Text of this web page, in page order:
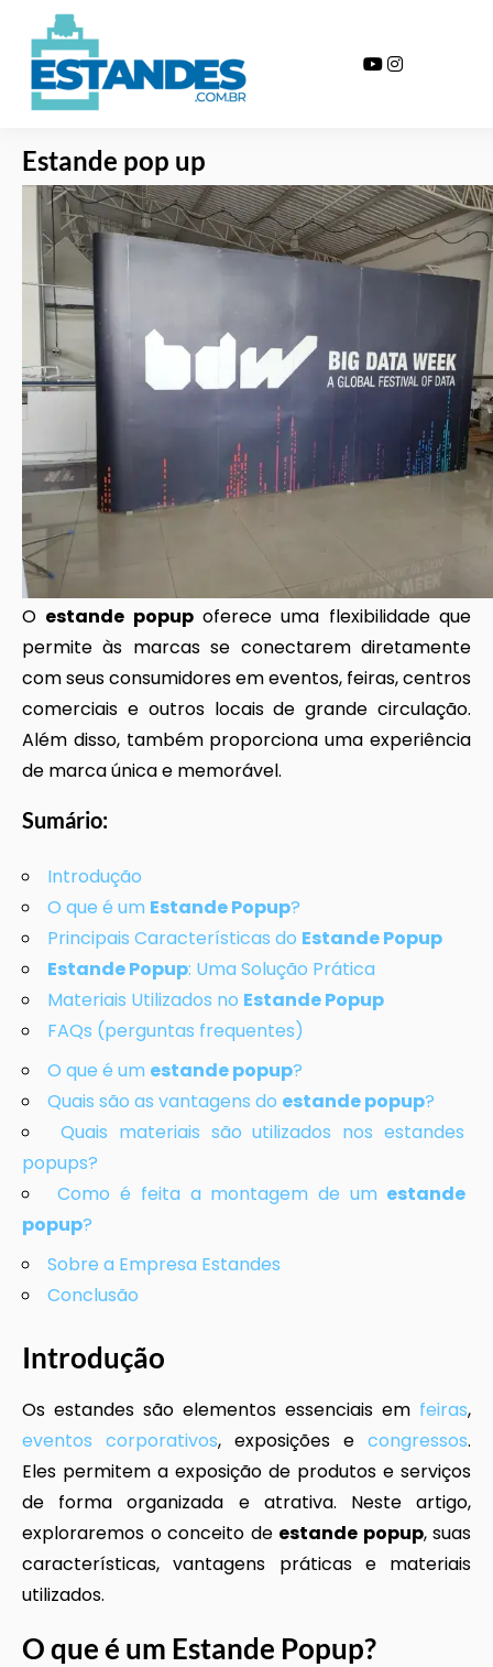
Estande pop up
Home >>Serviços >>
Estande pop up
O estande popupoferece uma flexibilidade que
permite às marcas se conectarem diretamente
com seus consumidores em eventos, feiras, centros
comerciais e outros locais de grande circulação.
Além disso, também proporciona uma experiência
de marca única e memorável.
Sumário:
Introdução
O que é um Estande Popup?
Principais Características do Estande Popup
Estande Popup: Uma Solução Prática
Materiais Utilizados no Estande Popup
FAQs (perguntas frequentes)
O que é um estande popup?
Quais são as vantagens do estande popup?
Quais materiais são utilizados nos estandes
popups?
Como é feita a montagem de um estande
popup?
Sobre a Empresa Estandes
Conclusão
Introdução
Os estandes são elementos essenciais em feiras,
eventos corporativos, exposições e congressos.
Eles permitem a exposição de produtos e serviços
de forma organizada e atrativa. Neste artigo,
exploraremos o conceito de estande popup, suas
características, vantagens práticas e materiais
utilizados.
O que é um Estande Popup?